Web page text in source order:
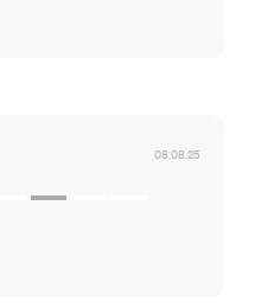
08.08.25